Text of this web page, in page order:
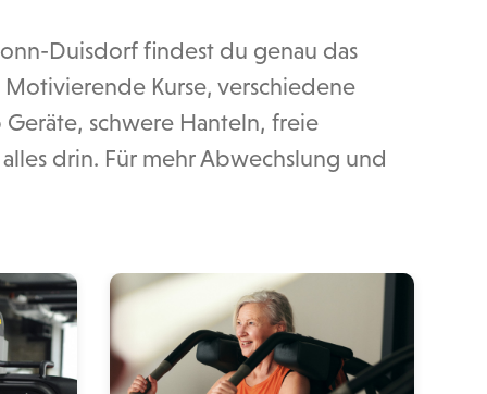
Duisdorf findest du genau das
Kurse, verschiedene
schwere Hanteln, freie
drin. Für mehr Abwechslung und